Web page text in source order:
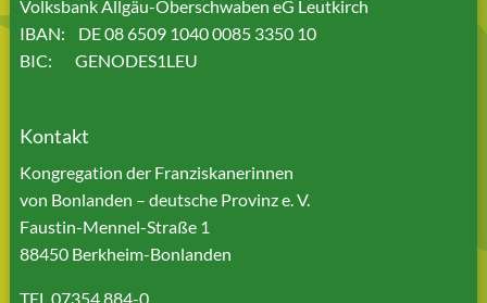
Volksbank Allgäu-Oberschwaben eG Leutkirch
IBAN: DE 08 6509 1040 0085 3350 10
BIC: GENODES1LEU
Kontakt
Kongregation der Franziskanerinnen
von Bonlanden – deutsche Provinz e. V.
Faustin-Mennel-Straße 1
88450 Berkheim-Bonlanden
TEL 07354 884-0